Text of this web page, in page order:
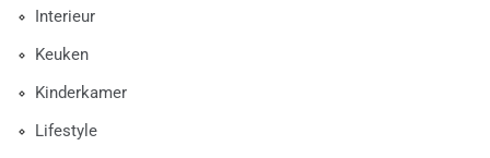
Interieur
Keuken
Kinderkamer
Lifestyle